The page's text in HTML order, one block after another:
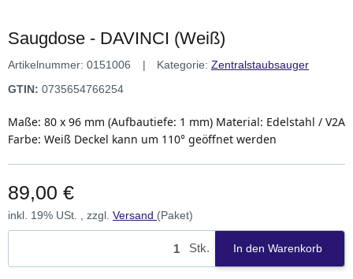
Saugdose - DAVINCI (Weiß)
Artikelnummer: 0151006 Kategorie: Zentralstaubsauger
GTIN: 0735654766254
Maße: 80 x 96 mm (Aufbautiefe: 1 mm) Material: Edelstahl / V2A
Farbe: Weiß Deckel kann um 110° geöffnet werden
89,00 €
inkl. 19% USt. , zzgl. Versand (Paket)
Stk. In den Warenkorb